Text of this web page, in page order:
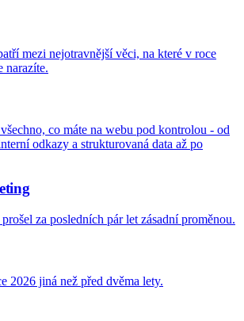
mezi nejotravnější věci, na které v roce
narazíte.
co máte na webu pod kontrolou - od
odkazy a strukturovaná data až po
za posledních pár let zásadní proměnou.
2026 jiná než před dvěma lety.